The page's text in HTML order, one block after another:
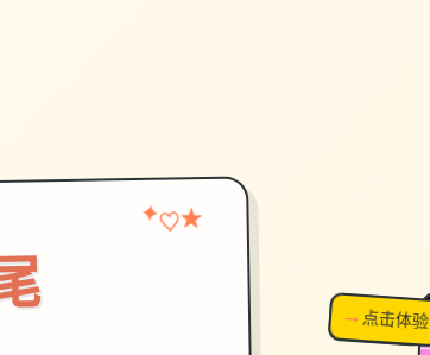
✦ ♡★
↗超棒！
→点击体验